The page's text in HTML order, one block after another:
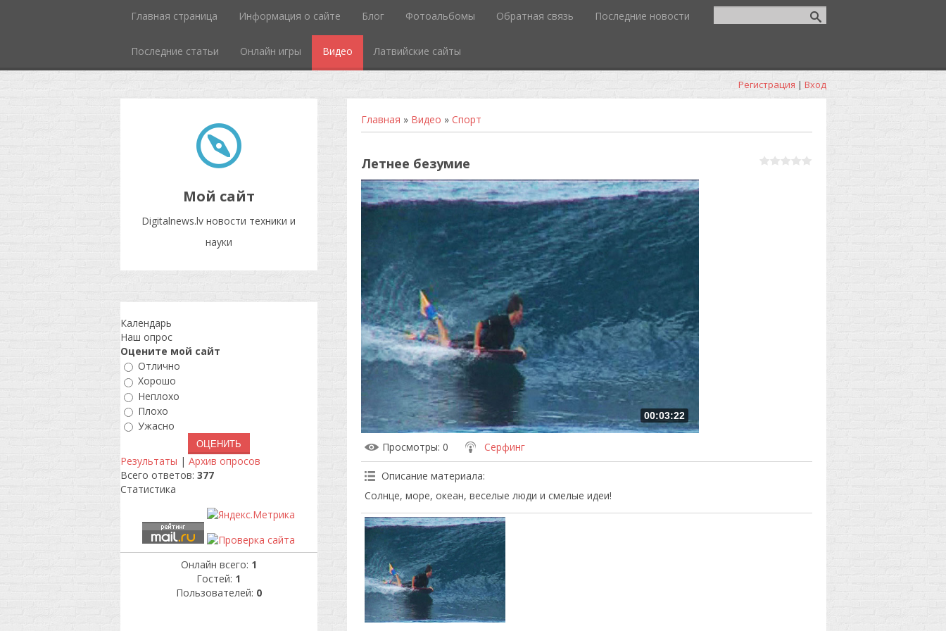
Главная страница Информация о сайте Блог Фотоальбомы Обратная связь Последние новости
Последние статьи Онлайн игры Видео Латвийские сайты
Регистрация | Вход
Мой сайт
Digitalnews.lv новости техники и
науки
Главная » Видео » Спорт
Летнее безумие
00:03:22
Просмотры: 0 Серфинг
Описание материала:
Солнце, море, океан, веселые люди и смелые идеи!
Календарь
Наш опрос
Оцените мой сайт
Отлично
Хорошо
Неплохо
Плохо
Ужасно
Результаты | Архив опросов
Всего ответов: 377
Статистика
Онлайн всего: 1
Гостей: 1
Пользователей: 0